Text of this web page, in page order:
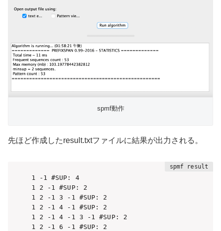
spmf動作
先ほど作成したresult.txtファイルに結果が出力される。
1 -1 #SUP: 4
1 2 -1 #SUP: 2
1 2 -1 3 -1 #SUP: 2
1 2 -1 4 -1 #SUP: 2
1 2 -1 4 -1 3 -1 #SUP: 2
1 2 -1 6 -1 #SUP: 2